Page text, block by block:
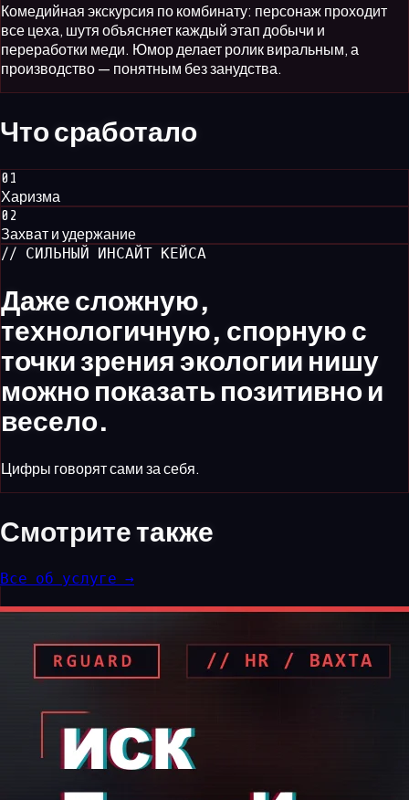
Комедийная экскурсия по комбинату: персонаж проходит
все цеха, шутя объясняет каждый этап добычи и
переработки меди. Юмор делает ролик виральным, а
производство — понятным без занудства.
Чтосработало
0 1
Харизма
0 2
Захват и удержание
// СИЛЬНЫЙ ИНСАЙТ КЕЙСА
Даже сложную,
технологичную, спорную с
точки зрения экологии нишу
можно показать позитивно и
весело.
Цифры говорят сами за себя.
Смотритетакже
Все об услуге →